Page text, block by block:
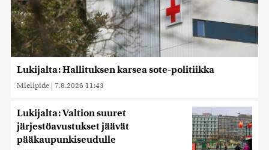
Lukijalta: Hallituksen karsea sote-politiikka
Mielipide | 7.8.2026 11:43
Lukijalta: Valtion suuret
järjestöavustukset jäävät
pääkaupunkiseudulle